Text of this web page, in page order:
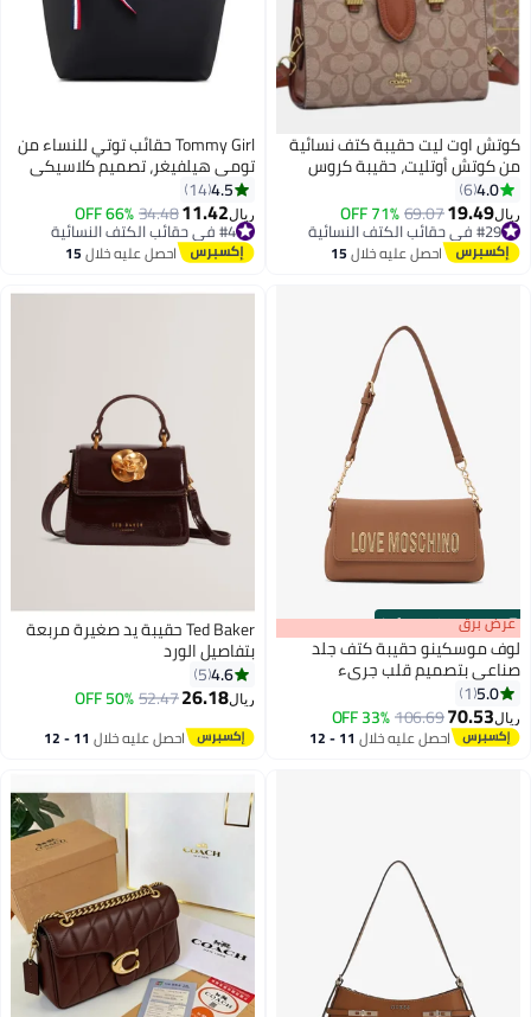
كوتش اوت ليت حقيبة كتف نسائية
من كوتش أوتليت، حقيبة كروس
بودي نسائية، حقيبة يد نسائية،
حقيبة سفر نسائية، حقيبة تسوق
نسائية
4.0
6
ريال19.49
69.07
71% OFF #29 في حقائب الكتف النسائية
أقل سعر في السنة
#29 في حقائب الكتف النسائية احصل عليه خلال15
2
Tommy Girl حقائب توتي للنساء من
تومي هيلفيغر، تصميم كلاسيكي
متعدد الاستخدامات بشريط توقيع
بسعة كبيرة لحقيبة كتف للسفر،
العمل، وصالة الألعاب الرياضية
4.5
14
ريال11.42
34.48
66% OFF #4 في حقائب الكتف النسائية
تم بيع +30 مؤخرًا
#4 في حقائب الكتف النسائية احصل عليه خلال15
00m:00s
·
100% Left عرض برق
لوف موسكينو حقيبة كتف جلد
صناعي بتصميم قلب جريء
5.0
1
ريال70.53
106.69
33% OFF
احصل عليه خلال 11 - 12
Ted Baker حقيبة يد صغيرة مربعة
بتفاصيل الورد
4.6
5
ريال26.18
52.47
50% OFF
احصل عليه خلال 11 - 12